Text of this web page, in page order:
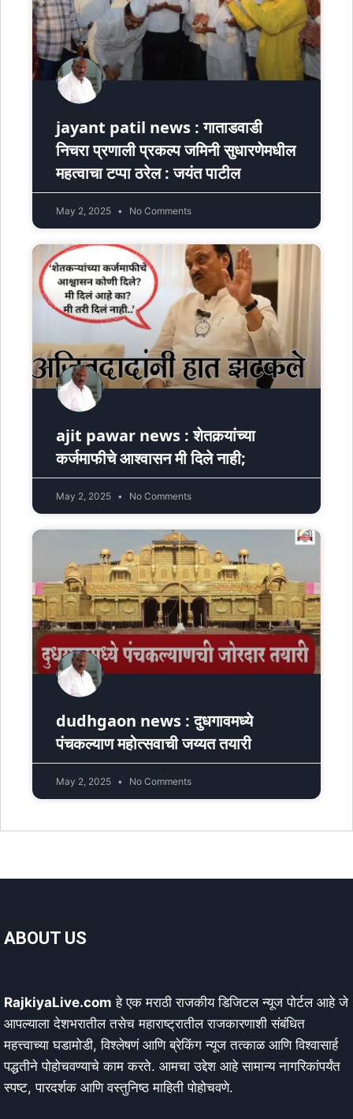
jayant patil news : गाताडवाडी
निचरा प्रणाली प्रकल्प जमिनी सुधारणेमधील
महत्वाचा टप्पा ठरेल : जयंत पाटील
May 2, 2025 No Comments
ajit pawar news : शेतकर्‍यांच्या
कर्जमाफीचे आश्वासन मी दिले नाही;
May 2, 2025 No Comments
dudhgaon news : दुधगावमध्ये
पंचकल्याण महोत्सवाची जय्यत तयारी
May 2, 2025 No Comments
ABOUT US
RajkiyaLive.com हे एक मराठी राजकीय डिजिटल न्यूज पोर्टल आहे जे
आपल्याला देशभरातील तसेच महाराष्ट्रातील राजकारणाशी संबंधित
महत्त्वाच्या घडामोडी, विश्लेषणं आणि ब्रेकिंग न्यूज तत्काळ आणि विश्वासार्ह
पद्धतीने पोहोचवण्याचे काम करते. आमचा उद्देश आहे सामान्य नागरिकांपर्यंत
स्पष्ट, पारदर्शक आणि वस्तुनिष्ठ माहिती पोहोचवणे.